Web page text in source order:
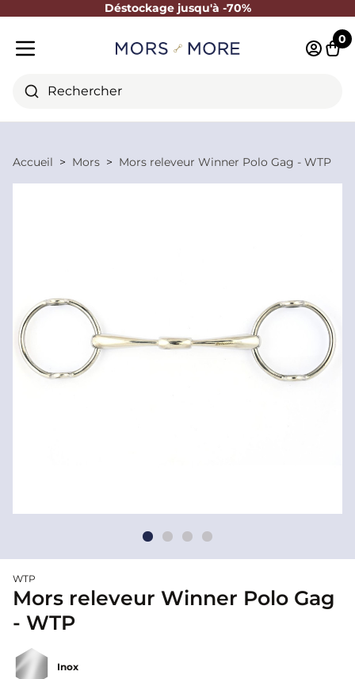
Déstockage jusqu'à -70%
Fermer
Rechercher
0
Accueil Mors Mors releveur Winner Polo Gag - WTP
WTP
Mors releveur Winner Polo Gag
- WTP
Inox